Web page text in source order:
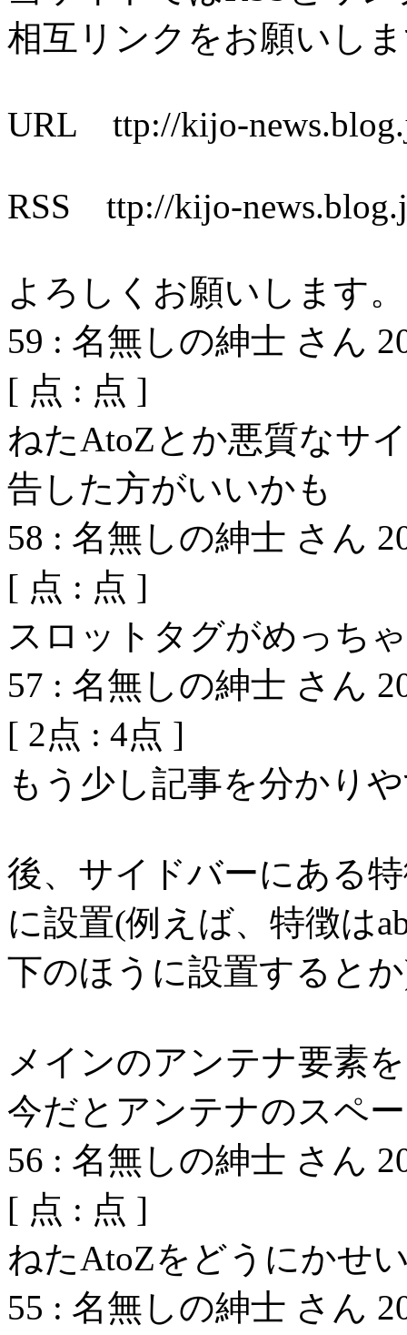
相互リンクをお願いし
URL ttp://kijo-
RSS ttp://kijo-
よろしくお願いします。
59 : 名無しの紳士 さん
[ 点 : 点 ]
ねたAtoZとか悪質なサ
告した方がいいかも
58 : 名無しの紳士 さん
[ 点 : 点 ]
スロットタグがめっち
57 : 名無しの紳士 さん
[ 2点 : 4点 ]
もう少し記事を分かり
後、サイドバーにある
に設置(例えば、特徴は
下のほうに設置すると
メインのアンテナ要素
今だとアンテナのスペ
56 : 名無しの紳士 さん
[ 点 : 点 ]
ねたAtoZをどうにかせ
55 : 名無しの紳士 さん